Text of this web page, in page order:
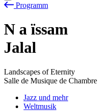
Programm
N a ïssam
Jalal
Landscapes of Eternity
Salle de Musique de Chambre
Jazz und mehr
Weltmusik